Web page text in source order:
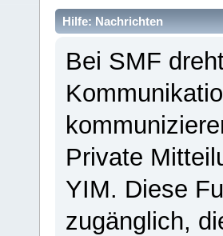
Hilfe: Nachrichten
Bei SMF
Private
YIM. Diese
zugänglich,